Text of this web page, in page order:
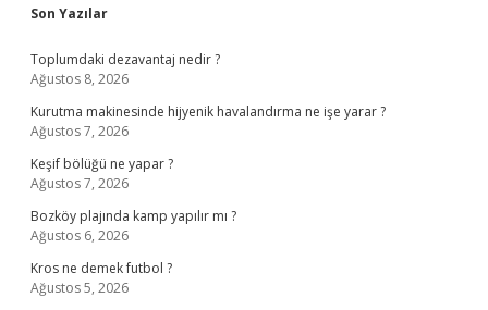
Sidebar
Son Yazılar
Toplumdaki dezavantaj nedir ?
Ağustos 8, 2026
Kurutma makinesinde hijyenik havalandırma ne işe yarar ?
Ağustos 7, 2026
Keşif bölüğü ne yapar ?
Ağustos 7, 2026
Bozköy plajında kamp yapılır mı ?
Ağustos 6, 2026
Kros ne demek futbol ?
Ağustos 5, 2026